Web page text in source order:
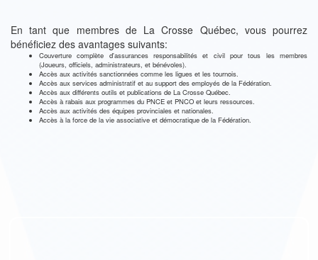
En tant que membres de La Crosse Québec, vous pourrez
bénéficiez des avantages suivants:
Couverture complète d'assurances responsabilités et civil pour tous les membres
(Joueurs, officiels, administrateurs, et bénévoles).
Accès aux activités sanctionnées comme les ligues et les tournois.
Accès aux services administratif et au support des employés de la Fédération.
Accès aux différents outils et publications de La Crosse Québec.
Accès à rabais aux programmes du PNCE et PNCO et leurs ressources.
Accès aux activités des équipes provinciales et nationales.
Accès à la force de la vie associative et démocratique de la Fédération.